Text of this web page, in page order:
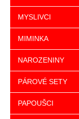
MYSLIVCI
MIMINKA
NAROZENINY
PÁROVÉ SETY
PAPOUŠCI